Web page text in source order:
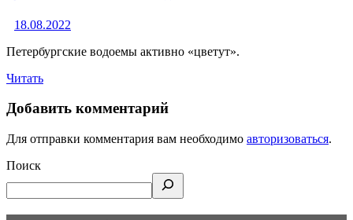
18.08.2022
Петербургские водоемы активно «цветут».
Читать
Добавить комментарий
Для отправки комментария вам необходимо авторизоваться.
Поиск